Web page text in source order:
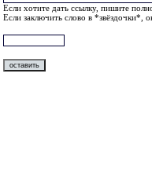
Если хотите дать ссылку, пишите
Если заключить слово в *звёздочки*,